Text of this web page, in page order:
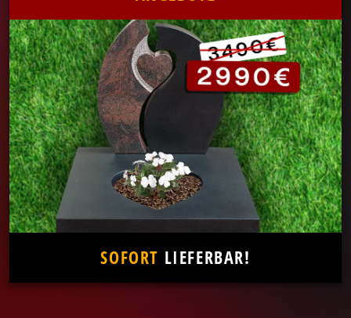
SOFORT LIEFERBAR!